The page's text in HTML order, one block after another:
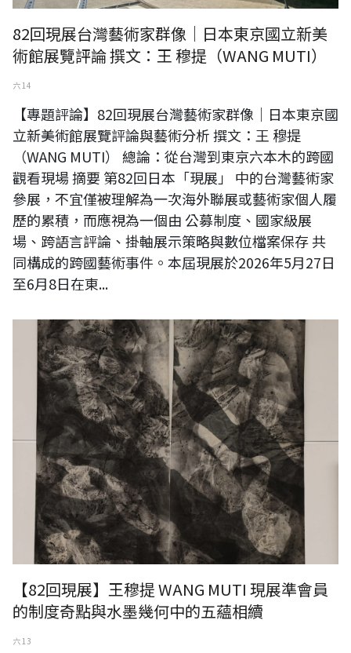
82回現展台灣藝術家群像｜日本東京國立新美
術館展覽評論 撰文：王 穆提（WANG MUTI）
六 14
【專題評論】82回現展台灣藝術家群像｜日本東京國
立新美術館展覽評論與藝術分析 撰文：王 穆提
（WANG MUTI） 總論：從台灣到東京六本木的跨國
觀看現場 摘要 第82回日本「現展」 中的台灣藝術家
參展，不宜僅被理解為一次海外聯展或藝術家個人履
歷的累積，而應視為一個由 公募制度、國家級展
場、跨語言評論、掛軸展示策略與數位檔案保存 共
同構成的跨國藝術事件。本屆現展於2026年5月27日
至6月8日在東...
【82回現展】王穆提 WANG MUTI 現展準會員
的制度奇點與水墨幾何中的五蘊相續
六 13